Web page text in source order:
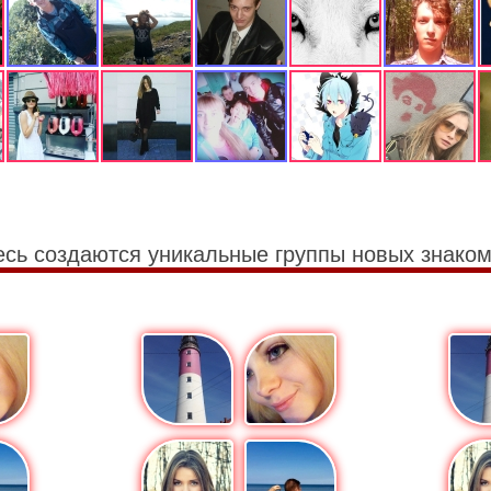
создаются уникальные группы новых